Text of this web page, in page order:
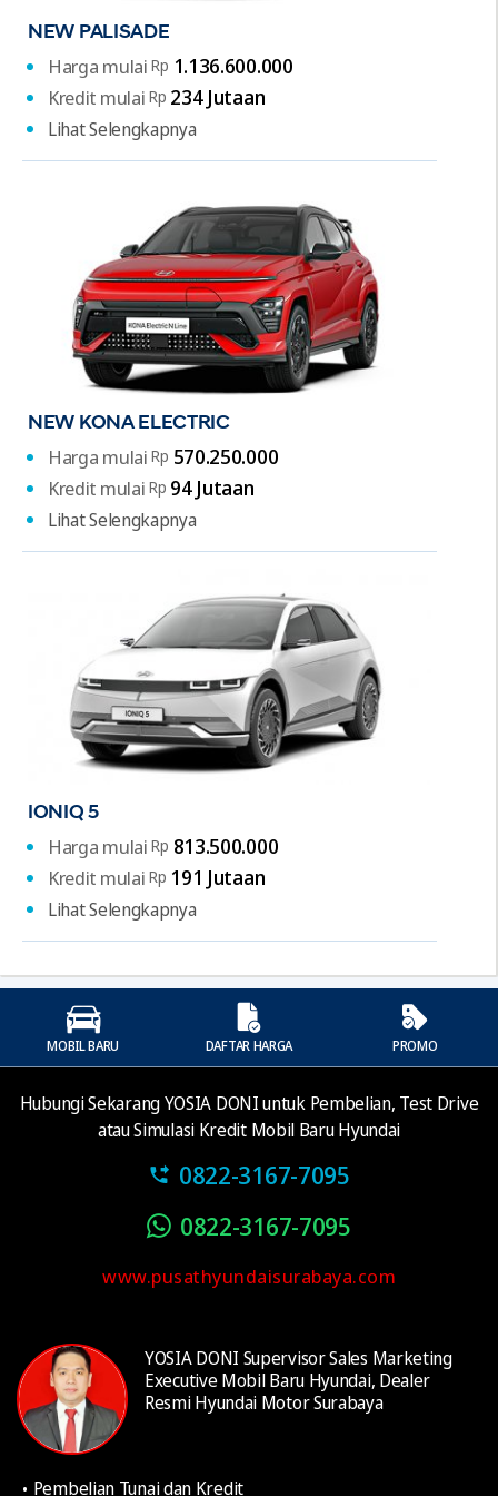
Bahan Bakar Bensin Ron 92
NEW PALISADE
Harga mulai Rp 1.136.600.000
Kredit mulai Rp 234 Jutaan
Lihat Selengkapnya
NEW KONA ELECTRIC
Harga mulai Rp 570.250.000
Kredit mulai Rp 94 Jutaan
Lihat Selengkapnya
IONIQ 5
Harga mulai Rp 813.500.000
Kredit mulai Rp 191 Jutaan
Lihat Selengkapnya
MOBIL BARU DAFTAR HARGA PROMO
Hubungi Sekarang YOSIA DONI untuk Pembelian, Test Drive
atau Simulasi Kredit Mobil Baru Hyundai
0822-3167-7095
0822-3167-7095
www.pusathyundaisurabaya.com
YOSIA DONI Supervisor Sales Marketing
Executive Mobil Baru Hyundai, Dealer
Resmi Hyundai Motor Surabaya
Pembelian Tunai dan Kredit